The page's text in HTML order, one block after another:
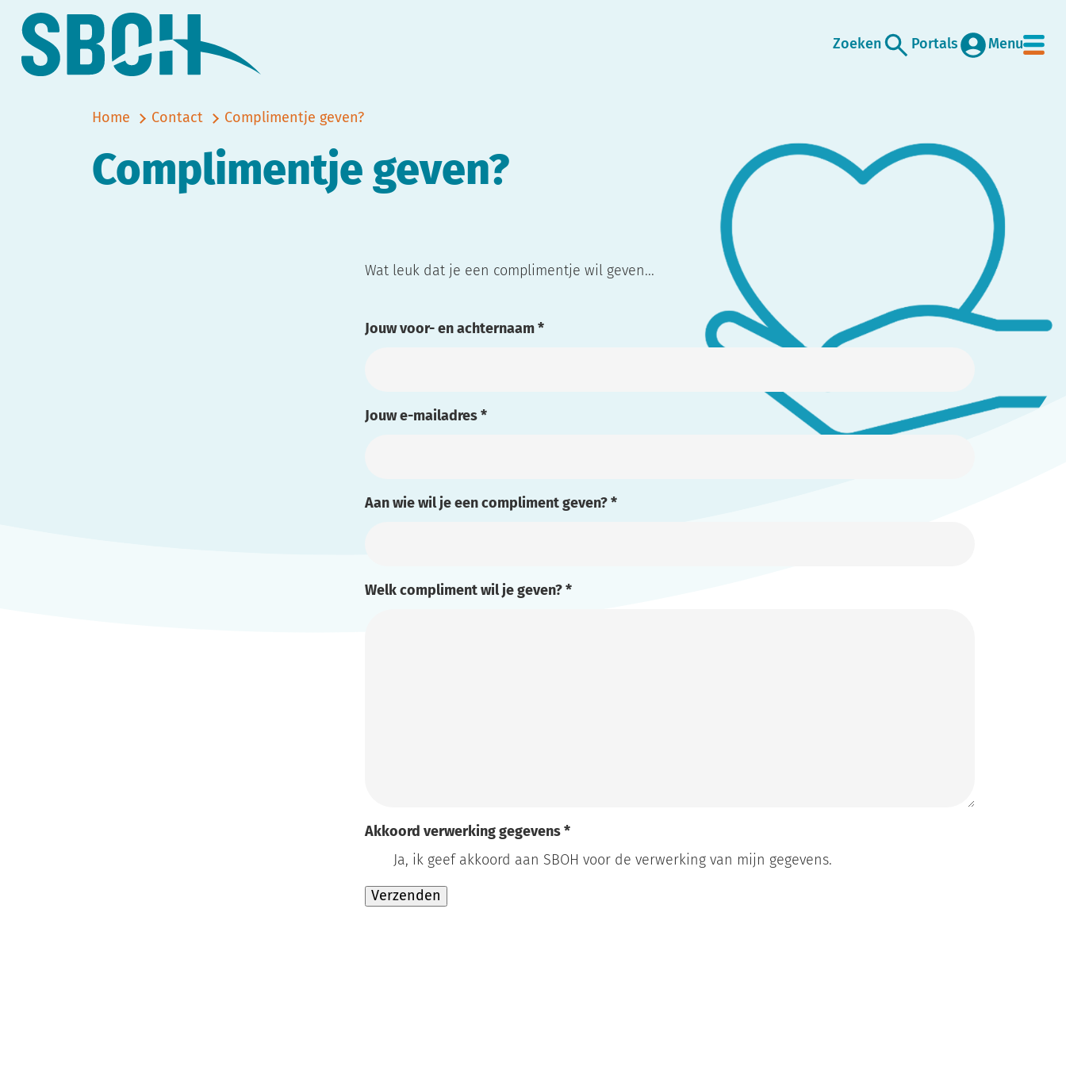
Zoeken Portals Menu
Home Contact Complimentje geven?
Complimentje geven?
Wat leuk dat je een complimentje wil geven...
Jouw voor- en achternaam *
Jouw e-mailadres *
Aan wie wil je een compliment geven? *
Welk compliment wil je geven? *
Akkoord verwerking gegevens *
Ja, ik geef akkoord aan SBOH voor de verwerking van mijn gegevens.